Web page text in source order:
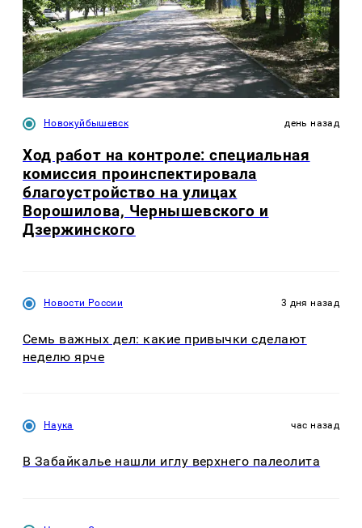
Новокуйбышевск день назад
Ход работ на контроле: специальная
комиссия проинспектировала
благоустройство на улицах
Ворошилова, Чернышевского и
Дзержинского
Новости России 3 дня назад
Семь важных дел: какие привычки сделают
неделю ярче
Наука час назад
В Забайкалье нашли иглу верхнего палеолита